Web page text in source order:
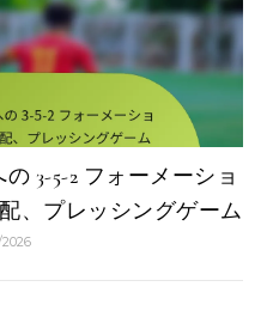
3-5-2 フォーメーショ
、プレッシングゲーム